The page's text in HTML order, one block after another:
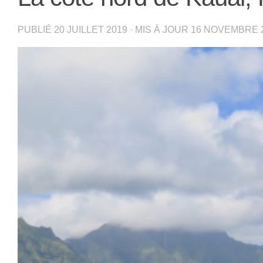
PUBLIÉ 20 JUILLET 2019 · MIS À JOUR 16 NOVEMBRE